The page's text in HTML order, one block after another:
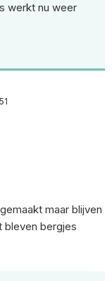
werkt nu weer
maar blijven
bleven bergjes